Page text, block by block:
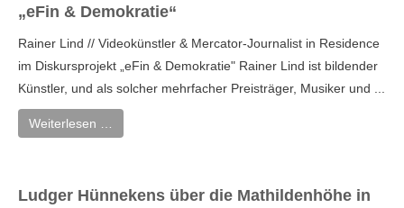
„eFin & Demokratie“
Rainer Lind // Videokünstler & Mercator-Journalist in Residence
im Diskursprojekt „eFin & Demokratie" Rainer Lind ist bildender
Künstler, und als solcher mehrfacher Preisträger, Musiker und ...
Weiterlesen …
Ludger Hünnekens über die Mathildenhöhe in